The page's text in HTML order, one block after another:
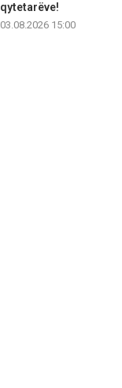
qytetarëve!
03.08.2026 15:00